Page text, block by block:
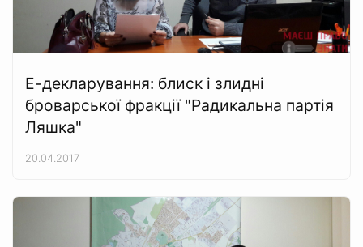
Е-декларування: блиск і злидні
броварської фракції "Радикальна партія
Ляшка"
20.04.2017